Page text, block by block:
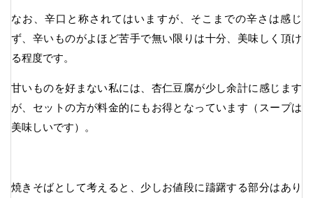
なお、辛口と称されてはいますが、そこまでの辛さは感じ
ず、辛いものがよほど苦手で無い限りは十分、美味しく頂け
る程度です。
甘いものを好まない私には、杏仁豆腐が少し余計に感じます
が、セットの方が料金的にもお得となっています（スープは
美味しいです）。
焼きそばとして考えると、少しお値段に躊躇する部分はあり